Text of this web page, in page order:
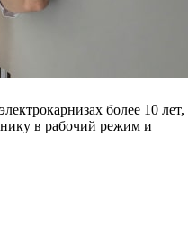
более 10 лет,
в рабочий режим и